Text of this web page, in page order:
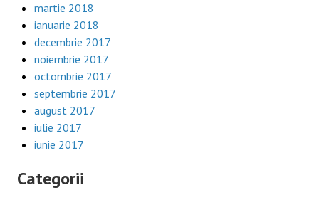
martie 2018
ianuarie 2018
decembrie 2017
noiembrie 2017
octombrie 2017
septembrie 2017
august 2017
iulie 2017
iunie 2017
Categorii